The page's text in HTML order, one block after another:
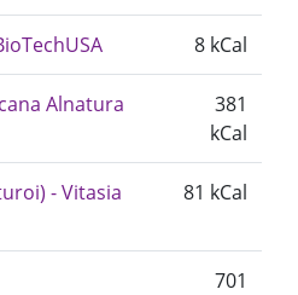
8 kCal
Alnatura
381
kCal
- Vitasia
81 kCal
701